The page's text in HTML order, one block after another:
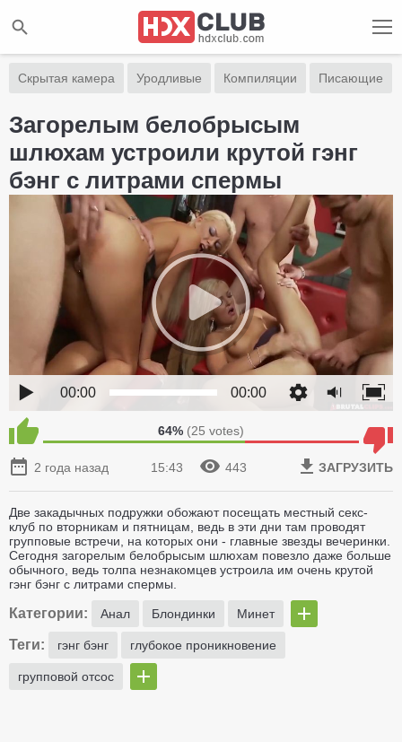
Скрытая камера Уродливые Компиляции Писающие
Загорелым белобрысым
шлюхам устроили крутой гэнг
бэнг с литрами спермы
00:00 00:00
64% (25 votes)
2 года назад 15:43 443 ЗАГРУЗИТЬ
Две закадычных подружки обожают посещать местный секс-
клуб по вторникам и пятницам, ведь в эти дни там проводят
групповые встречи, на которых они - главные звезды вечеринки.
Сегодня загорелым белобрысым шлюхам повезло даже больше
обычного, ведь толпа незнакомцев устроила им очень крутой
гэнг бэнг с литрами спермы.
Категории: Анал Блондинки Минет
Теги: гэнг бэнг глубокое проникновение
групповой отсос